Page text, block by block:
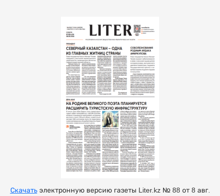
Скачатьэлектронную версию газеты Liter.kz № 88 от 8 авг.